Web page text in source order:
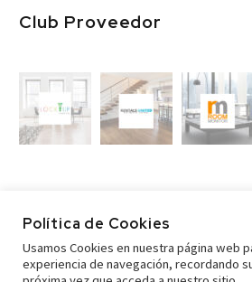
Club Proveedor
Política de Cookies
Usamos Cookies en nuestra página web
experiencia de navegación, recordando